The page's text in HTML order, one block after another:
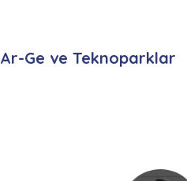
Ar-Ge ve Teknoparklar